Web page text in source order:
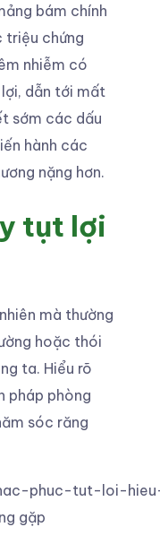
bám chính
triệu chứng
nhiễm có
dẫn tới mất
sớm các dấu
hành các
nặng hơn.
tụt lợi
mà thường
hoặc thói
ta. Hiểu rõ
pháp phòng
sóc răng
gặp